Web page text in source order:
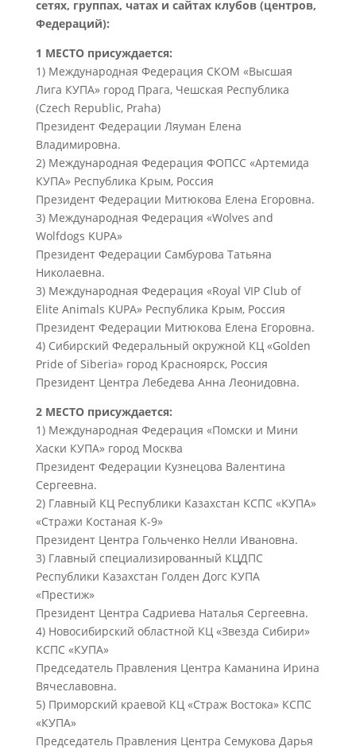
сетях, группах, чатах и сайтах клубов (центров,
Федераций):
1 МЕСТО присуждается:
1) Международная Федерация СКОМ «Высшая
Лига КУПА» город Прага, Чешская Республика
(Czech Republic, Praha)
Президент Федерации Ляуман Елена
Владимировна.
2) Международная Федерация ФОПСС «Артемида
КУПА» Республика Крым, Россия
Президент Федерации Митюкова Елена Егоровна.
3) Международная Федерация «Wolves and
Wolfdogs KUPA»
Президент Федерации Самбурова Татьяна
Николаевна.
3) Международная Федерация «Royal VIP Club of
Elite Animals KUPA» Республика Крым, Россия
Президент Федерации Митюкова Елена Егоровна.
4) Сибирский Федеральный окружной КЦ «Golden
Pride of Siberia» город Красноярск, Россия
Президент Центра Лебедева Анна Леонидовна.
2 МЕСТО присуждается:
1) Международная Федерация «Помски и Мини
Хаски КУПА» город Москва
Президент Федерации Кузнецова Валентина
Сергеевна.
2) Главный КЦ Республики Казахстан КСПС «КУПА»
«Стражи Костаная К-9»
Президент Центра Гольченко Нелли Ивановна.
3) Главный специализированный КЦДПС
Республики Казахстан Голден Догс КУПА
«Престиж»
Президент Центра Садриева Наталья Сергеевна.
4) Новосибирский областной КЦ «Звезда Сибири»
КСПС «КУПА»
Председатель Правления Центра Каманина Ирина
Вячеславовна.
5) Приморский краевой КЦ «Страж Востока» КСПС
«КУПА»
Председатель Правления Центра Семукова Дарья